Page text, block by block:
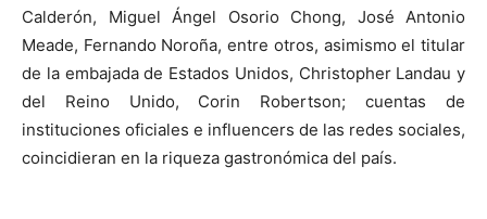
Calderón, Miguel Ángel Osorio Chong, José Antonio
Meade, Fernando Noroña, entre otros, asimismo el titular
de la embajada de Estados Unidos, Christopher Landau y
del Reino Unido, Corin Robertson; cuentas de
instituciones oficiales e influencers de las redes sociales,
coincidieran en la riqueza gastronómica del país.